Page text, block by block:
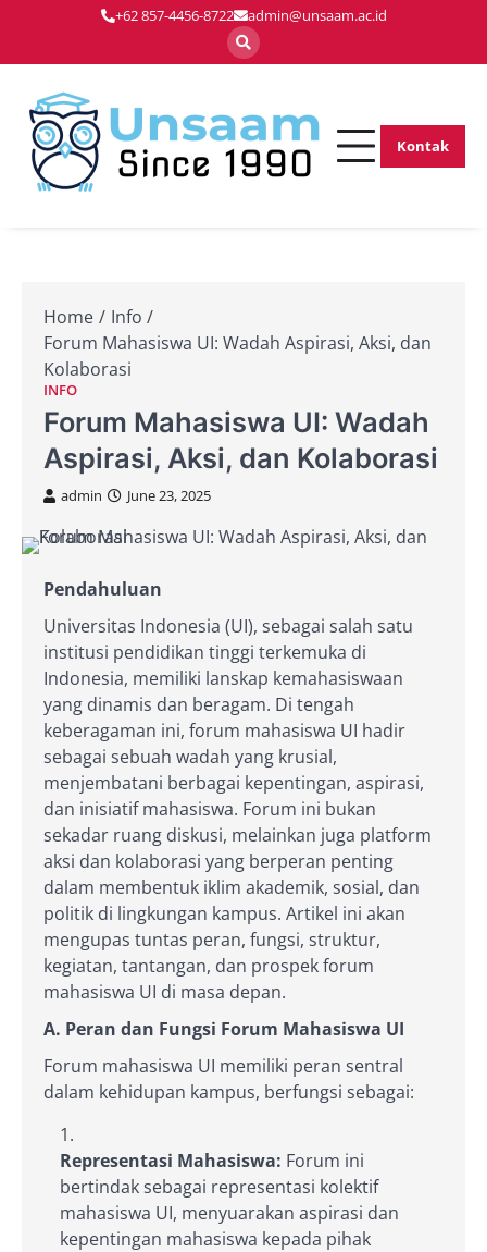
content
+62 857-4456-8722 admin@unsaam.ac.id
Membentuk
Kontak
Home
Info
Forum Mahasiswa UI: Wadah Aspirasi, Aksi, dan
Kolaborasi
INFO
Forum Mahasiswa UI: Wadah
Aspirasi, Aksi, dan Kolaborasi
admin June 23, 2025
Pendahuluan
Universitas Indonesia (UI), sebagai salah satu
institusi pendidikan tinggi terkemuka di
Indonesia, memiliki lanskap kemahasiswaan
yang dinamis dan beragam. Di tengah
keberagaman ini, forum mahasiswa UI hadir
sebagai sebuah wadah yang krusial,
menjembatani berbagai kepentingan, aspirasi,
dan inisiatif mahasiswa. Forum ini bukan
sekadar ruang diskusi, melainkan juga platform
aksi dan kolaborasi yang berperan penting
dalam membentuk iklim akademik, sosial, dan
politik di lingkungan kampus. Artikel ini akan
mengupas tuntas peran, fungsi, struktur,
kegiatan, tantangan, dan prospek forum
mahasiswa UI di masa depan.
A. Peran dan Fungsi Forum Mahasiswa UI
Forum mahasiswa UI memiliki peran sentral
dalam kehidupan kampus, berfungsi sebagai:
Representasi Mahasiswa: Forum ini
bertindak sebagai representasi kolektif
mahasiswa UI, menyuarakan aspirasi dan
kepentingan mahasiswa kepada pihak